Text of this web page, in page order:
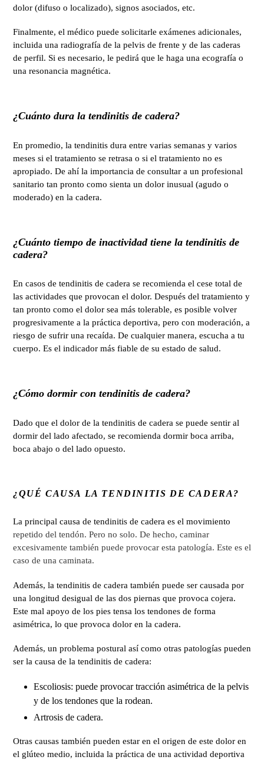
dolor (difuso o localizado), signos asociados, etc.
Finalmente, el médico puede solicitarle exámenes adicionales,
incluida una radiografía de la pelvis de frente y de las caderas
de perfil. Si es necesario, le pedirá que le haga una ecografía o
una resonancia magnética.
¿Cuánto dura la tendinitis de cadera?
En promedio, la tendinitis dura entre varias semanas y varios
meses si el tratamiento se retrasa o si el tratamiento no es
apropiado. De ahí la importancia de consultar a un profesional
sanitario tan pronto como sienta un dolor inusual (agudo o
moderado) en la cadera.
¿Cuánto tiempo de inactividad tiene la tendinitis de
cadera?
En casos de tendinitis de cadera se recomienda el cese total de
las actividades que provocan el dolor. Después del tratamiento y
tan pronto como el dolor sea más tolerable, es posible volver
progresivamente a la práctica deportiva, pero con moderación, a
riesgo de sufrir una recaída. De cualquier manera, escucha a tu
cuerpo. Es el indicador más fiable de su estado de salud.
¿Cómo dormir con tendinitis de cadera?
Dado que el dolor de la tendinitis de cadera se puede sentir al
dormir del lado afectado, se recomienda dormir boca arriba,
boca abajo o del lado opuesto.
¿QUÉ CAUSA LA TENDINITIS DE CADERA?
La principal causa de tendinitis de cadera es el movimiento
repetido del tendón. Pero no solo. De hecho, caminar
excesivamente también puede provocar esta patología. Este es el
caso de una caminata.
Además, la tendinitis de cadera también puede ser causada por
una longitud desigual de las dos piernas que provoca cojera.
Este mal apoyo de los pies tensa los tendones de forma
asimétrica, lo que provoca dolor en la cadera.
Además, un problema postural así como otras patologías pueden
ser la causa de la tendinitis de cadera:
Escoliosis: puede provocar tracción asimétrica de la pelvis
y de los tendones que la rodean.
Artrosis de cadera.
Otras causas también pueden estar en el origen de este dolor en
el glúteo medio, incluida la práctica de una actividad deportiva